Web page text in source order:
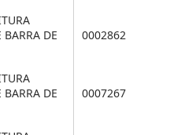
DE
0002862
DE
0007267